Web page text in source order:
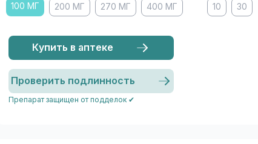
100 МГ 200 МГ 270 МГ 400 МГ 10 30
Купить в аптеке
Проверить подлинность
Препарат защищен от подделок ✔